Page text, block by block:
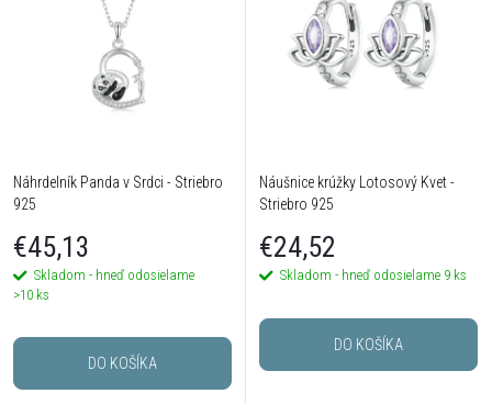
Náhrdelník Panda v Srdci - Striebro
925
€45,13
Skladom - hneď odosielame
>10 ks
DO KOŠÍKA
Náušnice krúžky Lotosový Kvet -
Striebro 925
€24,52
Skladom - hneď odosielame 9 ks
DO KOŠÍKA